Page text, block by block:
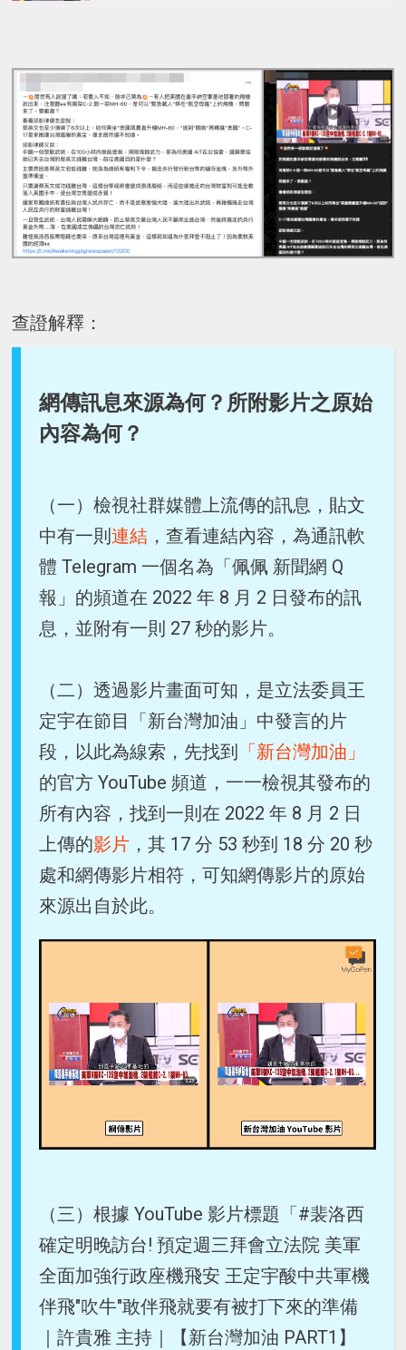
查證解釋：
網傳訊息來源為何？所附影片之原始
內容為何？
（一）檢視社群媒體上流傳的訊息，貼文
中有一則連結 ，查看連結內容，為通訊軟
體 Telegram 一個名為「佩佩 新聞網 Q
報」的頻道在 2022 年 8 月 2 日發布的訊
息，並附有一則 27 秒的影片。
（二）透過影片畫面可知，是立法委員王
定宇在節目「新台灣加油」中發言的片
段，以此為線索，先找到
「新台灣加油」
的官方 YouTube 頻道，一一檢視其發布的
所有內容，找到一則在 2022 年 8 月 2 日
上傳的影片 ，其 17 分 53 秒到 18 分 20 秒
處和網傳影片相符，可知網傳影片的原始
來源出自於此。
（三）根據 YouTube 影片標題「#裴洛西
確定明晚訪台! 預定週三拜會立法院 美軍
全面加強行政座機飛安 王定宇酸中共軍機
伴飛"吹牛"敢伴飛就要有被打下來的準備
｜許貴雅 主持｜【新台灣加油 PART1】